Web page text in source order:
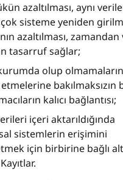
azaltılması, aynı
sisteme yeniden
azaltılması, zamandan
tasarruf sağlar;
olup
bakılmaksızın
kalıcı bağlantısı;
içeri aktarıldığında
sistemlerin erişimini
için birbirine bağlı